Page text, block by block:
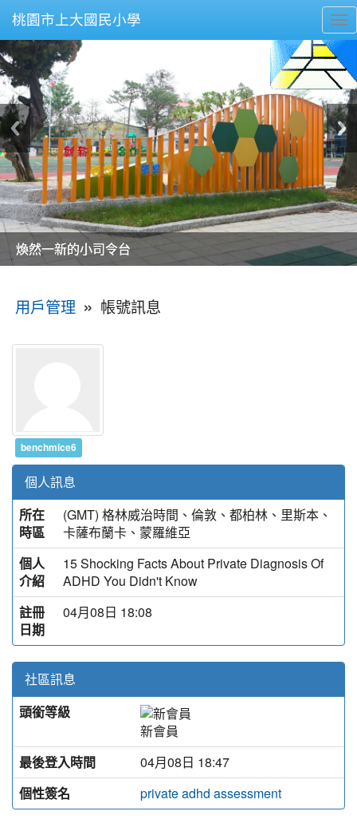
桃園市上大國民小學
美麗的操場是我們活力的來源
美麗的操場是我們活力的來源
煥然一新的小司令台
煥然一新的小司令台
富含桃園埤塘田園風光意象的中廊
富含桃園埤塘田園風光意象的中廊
嶄新的中庭廣場
嶄新的中庭廣場
水生池生生不息
水生池生生不息
用戶管理 » 帳號訊息
benchmice6
個人訊息
所在
時區
(GMT) 格林威治時間、倫敦、都柏林、里斯本、
卡薩布蘭卡、蒙羅維亞
個人
介紹
15 Shocking Facts About Private Diagnosis Of
ADHD You Didn't Know
註冊
日期
04月08日 18:08
社區訊息
頭銜等級
新會員
最後登入時間
04月08日 18:47
個性簽名
private adhd assessment